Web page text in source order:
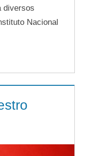
diversos
Nacional